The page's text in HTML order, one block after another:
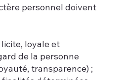
personnel doivent
loyale et
de la personne
transparence) ;